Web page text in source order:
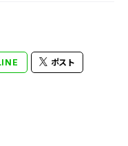
ポスト